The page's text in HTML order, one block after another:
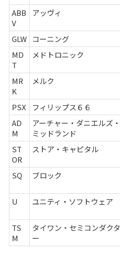
ABB
V
アッヴィ
GLW コーニング
MD
T
メドトロニック
MR
K
メルク
PSX フィリップス６６
AD
M
アーチャー・ダニエルズ・
ミッドランド
ST
OR
ストア・キャピタル
SQ ブロック
U
ユニティ・ソフトウェア
TS
M
タイワン・セミコンダクタ
ー